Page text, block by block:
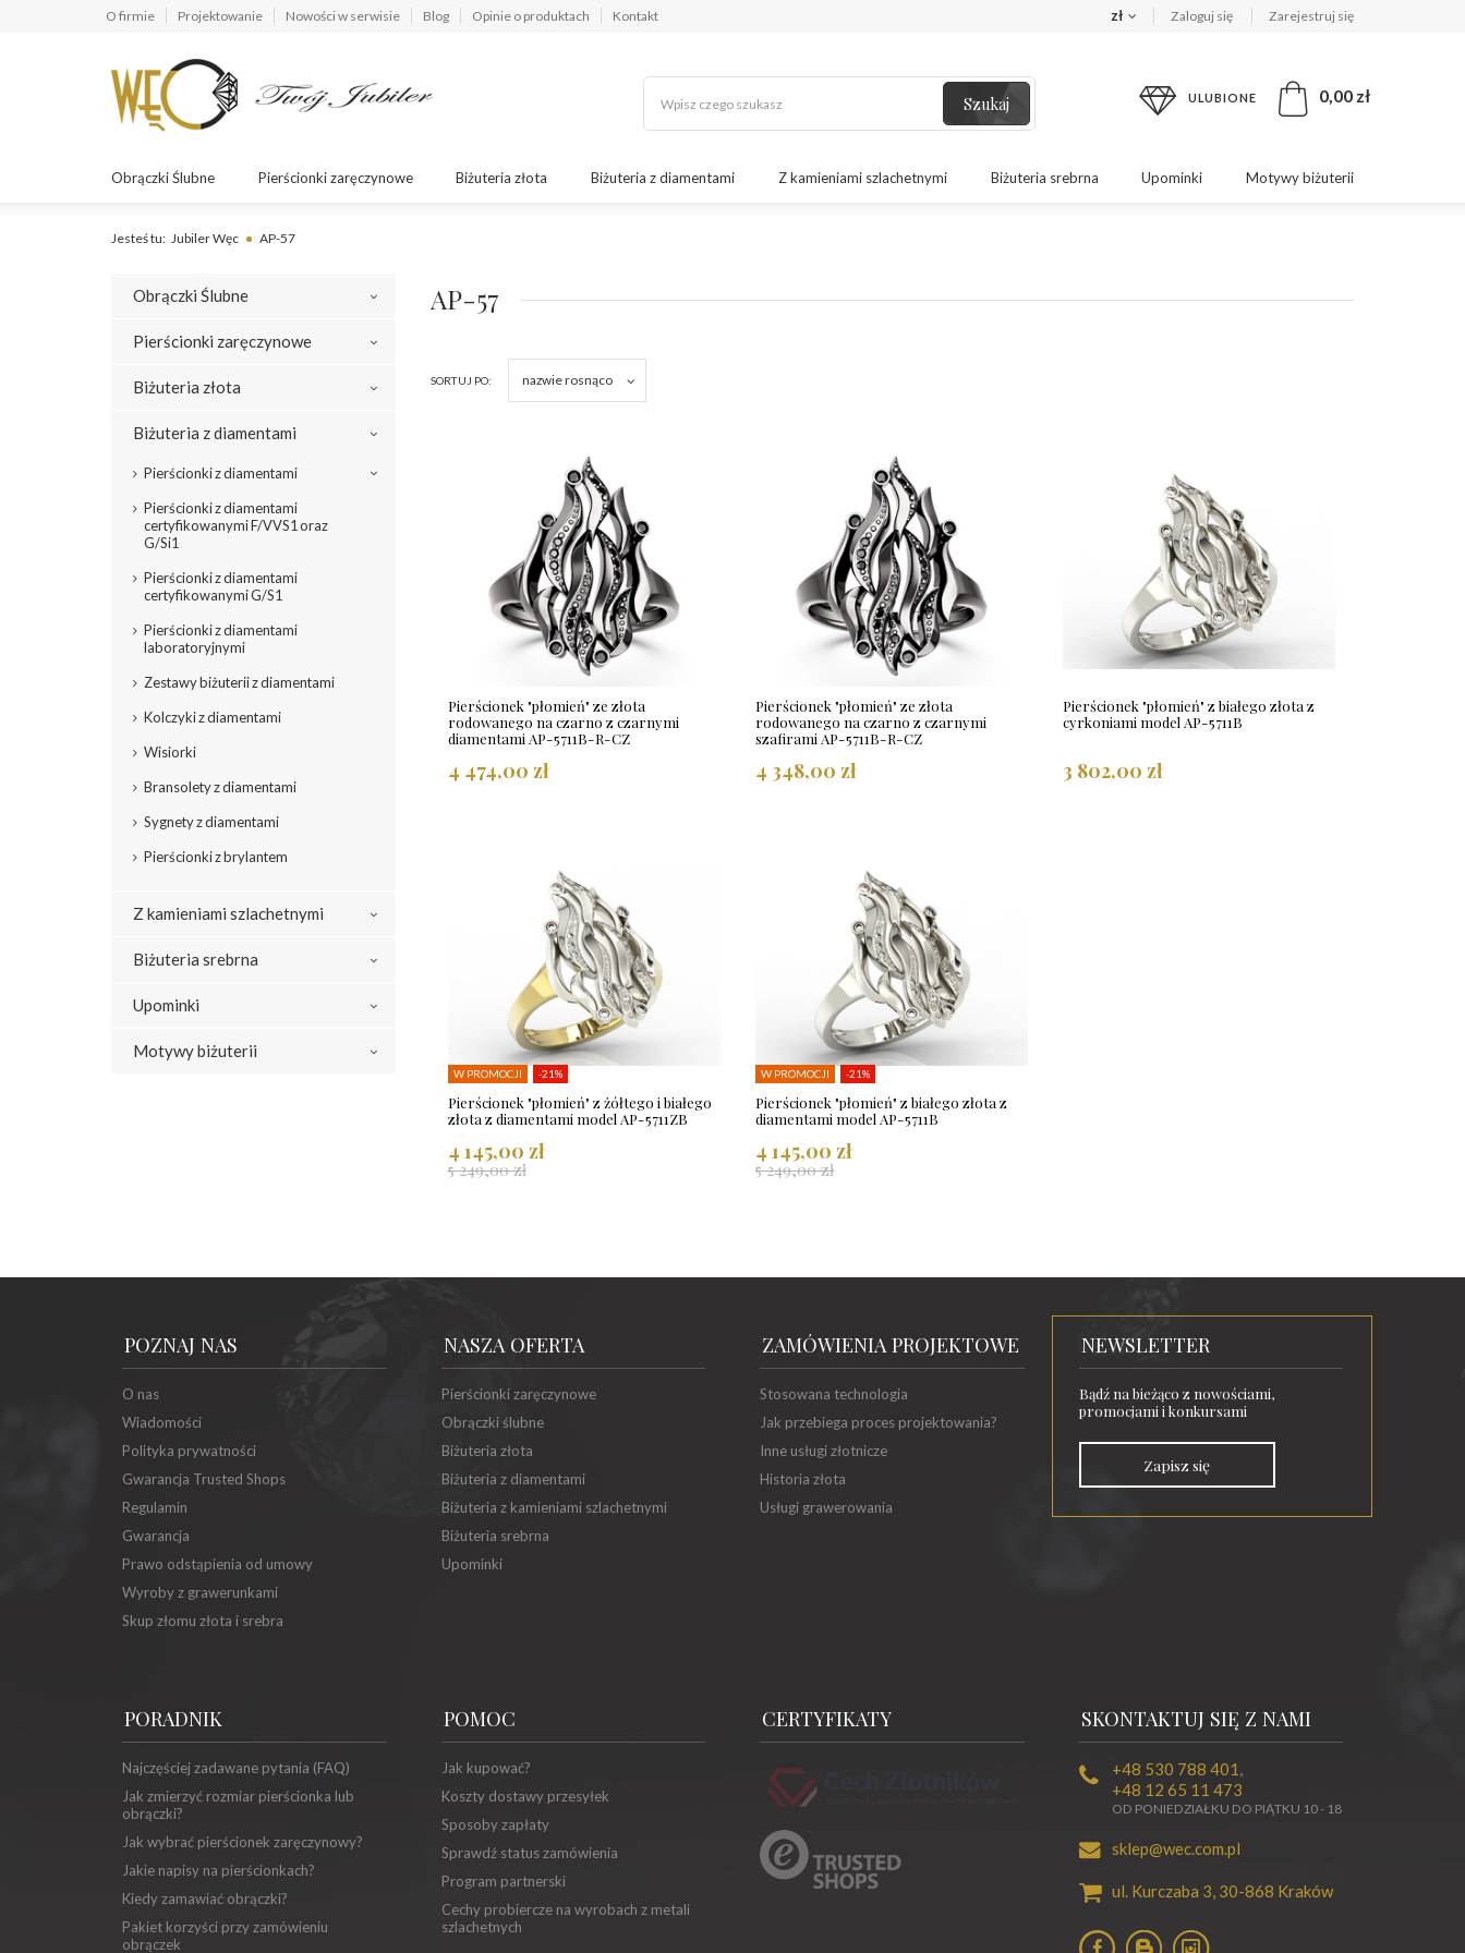
O firmie Projektowanie Nowości w serwisie Blog Opinie o produktach Kontakt zł Zaloguj się Zarejestruj się
Szukaj ULUBIONE 0,00 zł
Obrączki Ślubne Pierścionki zaręczynowe Biżuteria złota Biżuteria z diamentami Z kamieniami szlachetnymi Biżuteria srebrna Upominki Motywy biżuterii
Jesteś tu: Jubiler Węc AP-57
Obrączki Ślubne
Pierścionki zaręczynowe
Biżuteria złota
Biżuteria z diamentami
Pierścionki z diamentami
Pierścionki z diamentami
certyfikowanymi F/VVS1 oraz
G/Si1
Pierścionki z diamentami
certyfikowanymi G/S1
Pierścionki z diamentami
laboratoryjnymi
Zestawy biżuterii z diamentami
Kolczyki z diamentami
Wisiorki
Bransolety z diamentami
Sygnety z diamentami
Pierścionki z brylantem
Z kamieniami szlachetnymi
Biżuteria srebrna
Upominki
Motywy biżuterii
AP-57
SORTUJ PO: nazwie rosnąco
Pierścionek "płomień" ze złota
rodowanego na czarno z czarnymi
diamentami AP-5711B-R-CZ
4 474,00 zł
Pierścionek "płomień" ze złota
rodowanego na czarno z czarnymi
szafirami AP-5711B-R-CZ
4 348,00 zł
Pierścionek "płomień" z białego złota z
cyrkoniami model AP-5711B
3 802,00 zł
W PROMOCJI -21%
Pierścionek "płomień" z żółtego i białego
złota z diamentami model AP-5711ZB
4 145,00 zł
5 249,00 zł
W PROMOCJI -21%
Pierścionek "płomień" z białego złota z
diamentami model AP-5711B
4 145,00 zł
5 249,00 zł
POZNAJ NAS
O nas
Wiadomości
Polityka prywatności
Gwarancja Trusted Shops
Regulamin
Gwarancja
Prawo odstąpienia od umowy
Wyroby z grawerunkami
Skup złomu złota i srebra
NASZA OFERTA
Pierścionki zaręczynowe
Obrączki ślubne
Biżuteria złota
Biżuteria z diamentami
Biżuteria z kamieniami szlachetnymi
Biżuteria srebrna
Upominki
ZAMÓWIENIA PROJEKTOWE
Stosowana technologia
Jak przebiega proces projektowania?
Inne usługi złotnicze
Historia złota
Usługi grawerowania
NEWSLETTER
Bądź na bieżąco z nowościami,
promocjami i konkursami
Zapisz się
PORADNIK
Najczęściej zadawane pytania (FAQ)
Jak zmierzyć rozmiar pierścionka lub
obrączki?
Jak wybrać pierścionek zaręczynowy?
Jakie napisy na pierścionkach?
Kiedy zamawiać obrączki?
Pakiet korzyści przy zamówieniu
obrączek
POMOC
Jak kupować?
Koszty dostawy przesyłek
Sposoby zapłaty
Sprawdź status zamówienia
Program partnerski
Cechy probiercze na wyrobach z metali
szlachetnych
CERTYFIKATY SKONTAKTUJ SIĘ Z NAMI
+48 530 788 401 ,
+48 12 65 11 473
OD PONIEDZIAŁKU DO PIĄTKU 10 - 18
sklep@wec.com.pl
ul. Kurczaba 3, 30-868 Kraków